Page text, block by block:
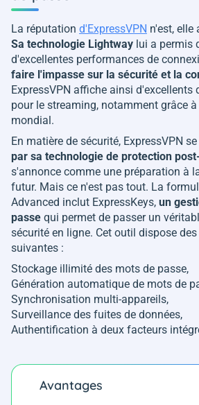
La réputation d'ExpressVPN n'est, elle
Sa technologie Lightway lui a permis
d'excellentes performances de
faire l'impasse sur la sécurité et la
ExpressVPN affiche ainsi d'excellents
pour le streaming, notamment grâce
mondial.
En matière de sécurité, ExpressVPN
par sa technologie de protection
s'annonce comme une préparation à
futur. Mais ce n'est pas tout. La
Advanced inclut ExpressKeys, un
passe qui permet de passer un
sécurité en ligne. Cet outil dispose
suivantes :
Stockage illimité des mots de passe,
Génération automatique de mots de
Synchronisation multi-appareils,
Surveillance des fuites de données,
Authentification à deux facteurs
Avantages